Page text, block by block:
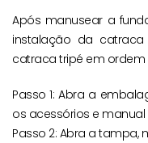
Após manusear a
instalação da
catraca tripé em
Passo 1: Abra a
os acessórios e manual
Passo 2: Abra a tampa,